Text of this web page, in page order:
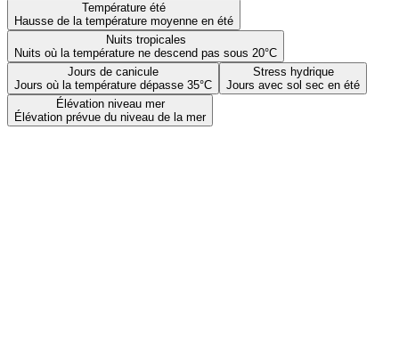
Température été
Hausse de la température moyenne en été
Nuits tropicales
Nuits où la température ne descend pas sous 20°C
Jours de canicule
Jours où la température dépasse 35°C
Stress hydrique
Jours avec sol sec en été
Élévation niveau mer
Élévation prévue du niveau de la mer